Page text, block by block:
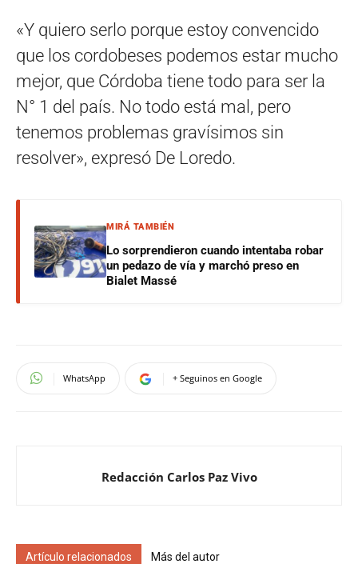
«Y quiero serlo porque estoy convencido
que los cordobeses podemos estar mucho
mejor, que Córdoba tiene todo para ser la
N° 1 del país. No todo está mal, pero
tenemos problemas gravísimos sin
resolver», expresó De Loredo.
MIRÁ TAMBIÉN
Lo sorprendieron cuando intentaba robar
un pedazo de vía y marchó preso en
Bialet Massé
WhatsApp + Seguinos en Google
Redacción Carlos Paz Vivo
Artículo relacionados Más del autor